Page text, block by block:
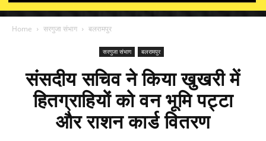
Home सरगुजा संभाग बलरामपुर
सरगुजा संभाग बलरामपुर
संसदीय सचिव ने किया खुखरी में
हितग्राहियों को वन भूमि पट्टा
और राशन कार्ड वितरण